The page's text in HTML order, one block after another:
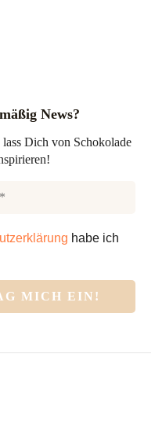
News?
Dich von Schokolade
habe ich